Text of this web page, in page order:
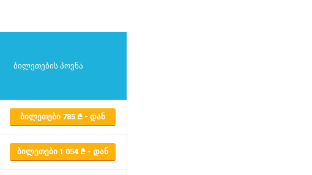
ბილეთების პოვნა
ᲑᲘᲚᲔᲗᲔᲑᲘ 785 - ᲓᲐᲜ
ᲑᲘᲚᲔᲗᲔᲑᲘ 1 054 - ᲓᲐᲜ